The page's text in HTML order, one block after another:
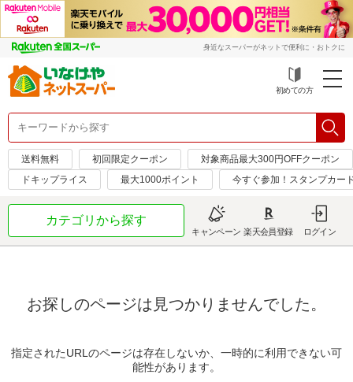
身近なスーパーがネットで便利に・おトクに
初めての方
送料無料 初回限定クーポン
対象商品最大300円OFFクーポン
ドキップライス
最大1000ポイント 今すぐ参加！スタンプカー
カテゴリから探す
キャンペーン 楽天会員登録 ログイン
お探しのページは見つかりませんでした。
指定されたURLのページは存在しないか、一時的に利用できない可
能性があります。